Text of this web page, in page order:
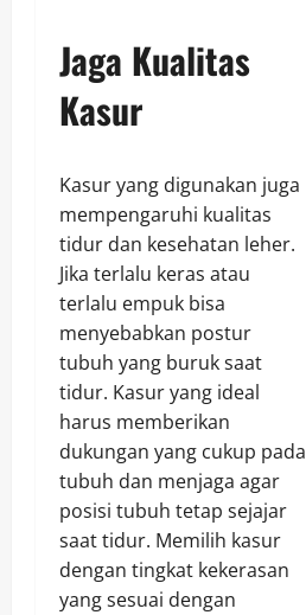
Jaga Kualitas
Kasur
Kasur yang digunakan juga
mempengaruhi kualitas
tidur dan kesehatan leher.
Jika terlalu keras atau
terlalu empuk bisa
menyebabkan postur
tubuh yang buruk saat
tidur. Kasur yang ideal
harus memberikan
dukungan yang cukup pada
tubuh dan menjaga agar
posisi tubuh tetap sejajar
saat tidur. Memilih kasur
dengan tingkat kekerasan
yang sesuai dengan